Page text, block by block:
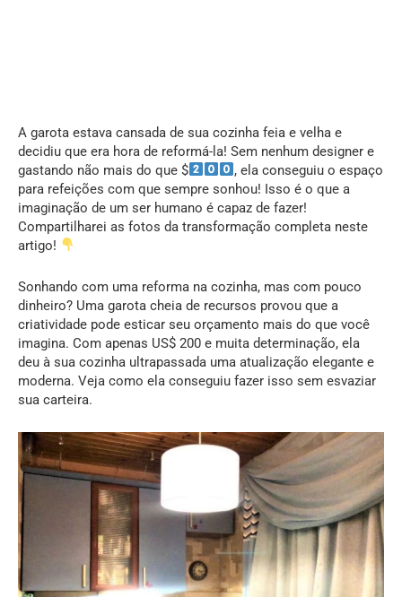
A garota estava cansada de sua cozinha feia e velha e
decidiu que era hora de reformá-la! Sem nenhum designer e
gastando não mais do que $
, ela conseguiu o espaço
para refeições com que sempre sonhou! Isso é o que a
imaginação de um ser humano é capaz de fazer!
Compartilharei as fotos da transformação completa neste
artigo!
Sonhando com uma reforma na cozinha, mas com pouco
dinheiro? Uma garota cheia de recursos provou que a
criatividade pode esticar seu orçamento mais do que você
imagina. Com apenas US$ 200 e muita determinação, ela
deu à sua cozinha ultrapassada uma atualização elegante e
moderna. Veja como ela conseguiu fazer isso sem esvaziar
sua carteira.